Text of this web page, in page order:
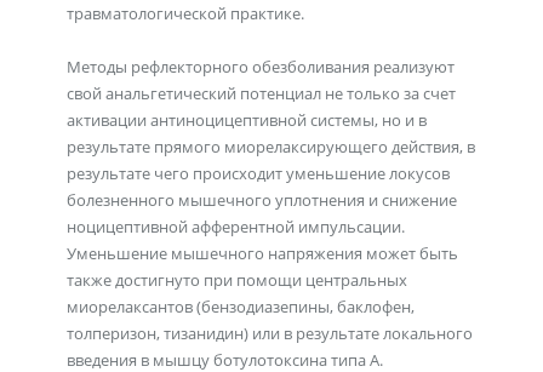
травматологической практике.
Методы рефлекторного обезболивания реализуют
свой анальгетический потенциал не только за счет
активации антиноцицептивной системы, но и в
результате прямого миорелаксирующего действия, в
результате чего происходит уменьшение локусов
болезненного мышечного уплотнения и снижение
ноцицептивной афферентной импульсации.
Уменьшение мышечного напряжения может быть
также достигнуто при помощи центральных
миорелаксантов (бензодиазепины, баклофен,
толперизон, тизанидин) или в результате локального
введения в мышцу ботулотоксина типа А.